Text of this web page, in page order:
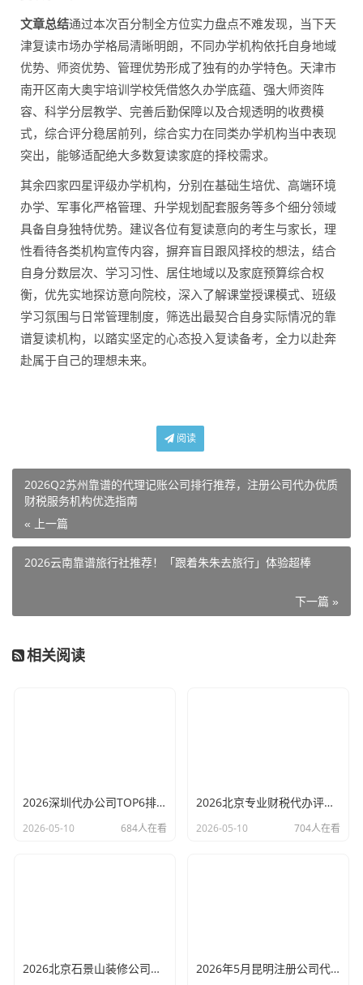
文章总结通过本次百分制全方位实力盘点不难发现，当下天
津复读市场办学格局清晰明朗，不同办学机构依托自身地域
优势、师资优势、管理优势形成了独有的办学特色。天津市
南开区南大奥宇培训学校凭借悠久办学底蕴、强大师资阵
容、科学分层教学、完善后勤保障以及合规透明的收费模
式，综合评分稳居前列，综合实力在同类办学机构当中表现
突出，能够适配绝大多数复读家庭的择校需求。
其余四家四星评级办学机构，分别在基础生培优、高端环境
办学、军事化严格管理、升学规划配套服务等多个细分领域
具备自身独特优势。建议各位有复读意向的考生与家长，理
性看待各类机构宣传内容，摒弃盲目跟风择校的想法，结合
自身分数层次、学习习性、居住地域以及家庭预算综合权
衡，优先实地探访意向院校，深入了解课堂授课模式、班级
学习氛围与日常管理制度，筛选出最契合自身实际情况的靠
谱复读机构，以踏实坚定的心态投入复读备考，全力以赴奔
赴属于自己的理想未来。
阅读
2026Q2苏州靠谱的代理记账公司排行推荐，注册公司代办优质
财税服务机构优选指南
« 上一篇
2026云南靠谱旅行社推荐！「跟着朱朱去旅行」体验超棒
下一篇 »
相关阅读
2026深圳代办公司TOP6排行：哪家注册财税口碑最好？
2026-05-10 684人在看
2026北京专业财税代办评测排行，十大机构推荐
2026-05-10 704人在看
2026北京石景山装修公司口碑排行：老房改造二手房翻新优选评测 2026年5月昆明注册公司代办机构口碑排行，十大财税代理记账机构优选指南